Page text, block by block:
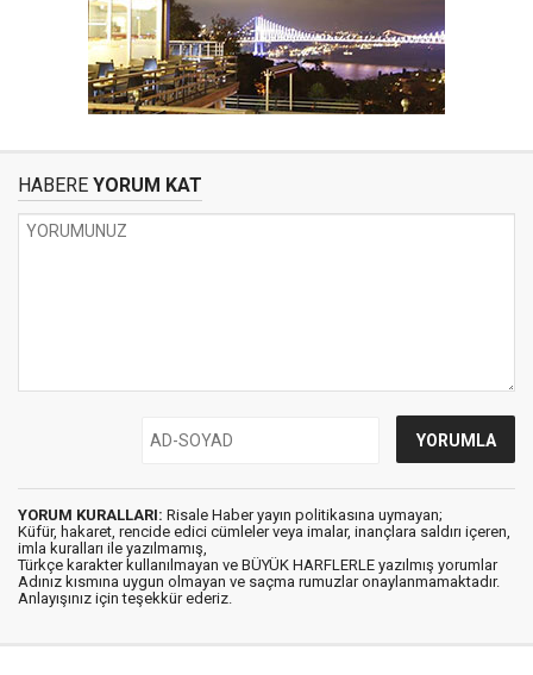
HABERE YORUM KAT
YORUM KURALLARI: Risale Haber yayın politikasına uymayan;
Küfür, hakaret, rencide edici cümleler veya imalar, inançlara saldırı içeren,
imla kuralları ile yazılmamış,
Türkçe karakter kullanılmayan ve BÜYÜK HARFLERLE yazılmış yorumlar
Adınız kısmına uygun olmayan ve saçma rumuzlar onaylanmamaktadır.
Anlayışınız için teşekkür ederiz.